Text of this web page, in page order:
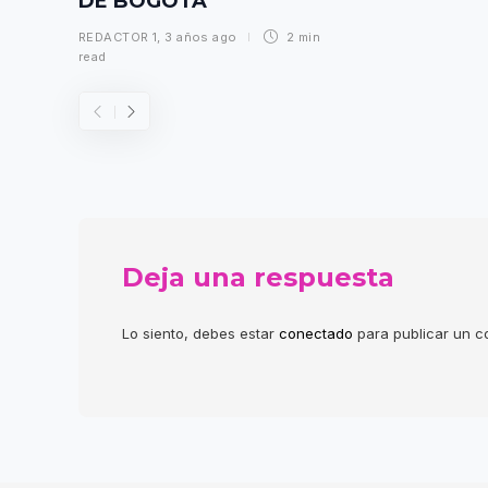
REDACTOR 1, 3 años ago
2 min
read
Deja una respuesta
Lo siento, debes estar conectado para publicar un